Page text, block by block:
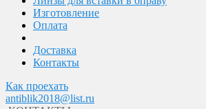
Изготовление
Оплата
Доставка
Контакты
Как проехать
antiblik2018@list.ru